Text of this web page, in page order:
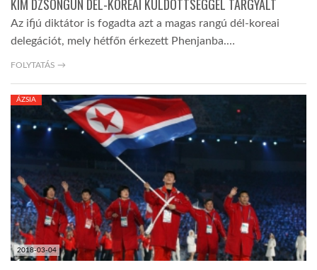
KIM DZSONGUN DÉL-KOREAI KÜLDÖTTSÉGGEL TÁRGYALT
Az ifjú diktátor is fogadta azt a magas rangú dél-koreai
delegációt, mely hétfőn érkezett Phenjanba.…
FOLYTATÁS →
2018-03-04
ÁZSIA